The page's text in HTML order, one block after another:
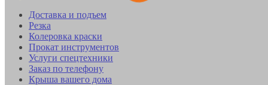
Доставка и подъем
Резка
Колеровка краски
Прокат инструментов
Услуги спецтехники
Заказ по телефону
Крыша вашего дома